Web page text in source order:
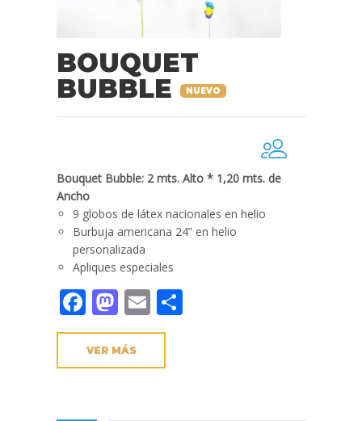
BOUQUET
BUBBLE
NUEVO
Bouquet Bubble: 2 mts. Alto * 1,20 mts. de
Ancho
9 globos de látex nacionales en helio
Burbuja americana 24” en helio
personalizada
Apliques especiales
Facebook
Mastodon
Email
VER MÁS